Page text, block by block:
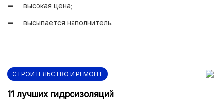
высокая цена;
высыпается наполнитель.
СТРОИТЕЛЬСТВО И РЕМОНТ
11 лучших гидроизоляций